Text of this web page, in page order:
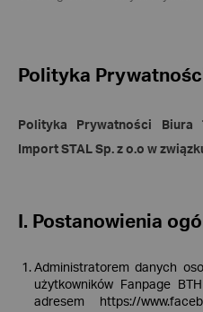
Polityka
Polityka Prywatności Biura
Import STAL Sp. z o.o w
I. Postanowienia
Administratorem danych
użytkowników Fanpage
adresem https://